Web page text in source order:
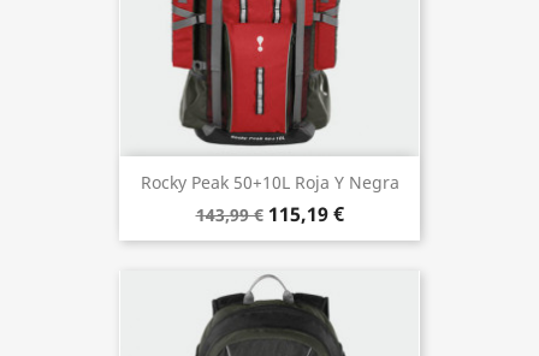
Rocky Peak 50+10L Roja Y Negra
143,99 € 115,19 €